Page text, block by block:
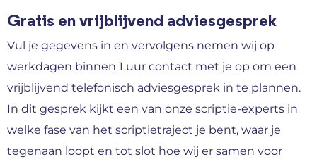
Gratis en vrijblijvend adviesgesprek
Vul je gegevens in en vervolgens nemen wij op
werkdagen binnen 1 uur contact met je op om een
vrijblijvend telefonisch adviesgesprek in te plannen.
In dit gesprek kijkt een van onze scriptie-experts in
welke fase van het scriptietraject je bent, waar je
tegenaan loopt en tot slot hoe wij er samen voor